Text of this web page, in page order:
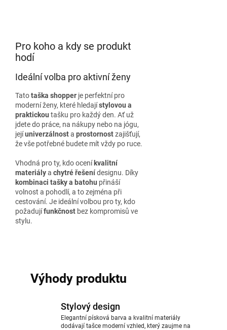
Pro koho a kdy se produkt
hodí
Ideální volba pro aktivní ženy
Tatotaška shopper je perfektní pro
moderní ženy, které hledajístylovou a
praktickou tašku pro každý den. Ať už
jdete do práce, na nákupy nebo na jógu,
jejíuniverzálnosta prostornostzajišťují,
že vše potřebné budete mít vždy po ruce.
Vhodná pro ty, kdo ocení kvalitní
materiálya chytré řešenídesignu. Díky
kombinaci tašky a batohu přináší
volnost a pohodlí, a to zejména při
cestování. Je ideální volbou pro ty, kdo
požadujífunkčnost bez kompromisů ve
stylu.
Výhody produktu
Stylový design
Elegantní písková barva a kvalitní materiály
dodávají tašce moderní vzhled, který zaujme na